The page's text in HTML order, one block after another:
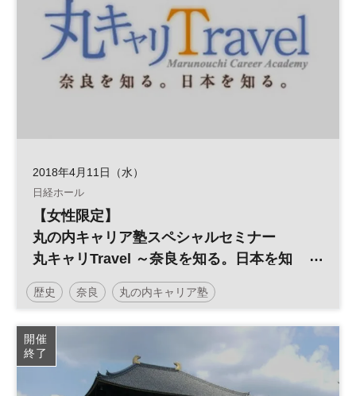
2018年4月11日（水）
日経ホール
【女性限定】
丸の内キャリア塾スペシャルセミナー
丸キャリTravel ～奈良を知る。日本を知
る。～
歴史 奈良 丸の内キャリア塾
開催
終了